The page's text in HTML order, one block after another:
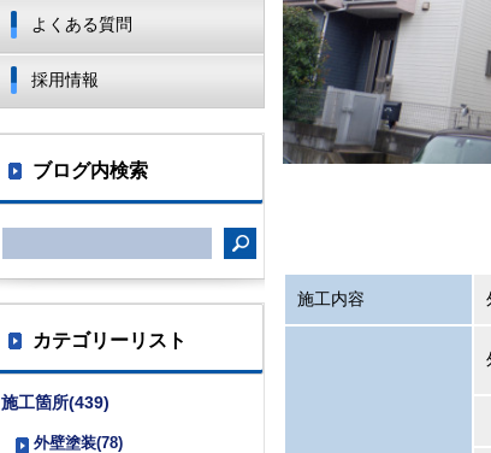
施工内容
よくある質問
採用情報
ブログ内検索
カテゴリーリスト
施工箇所(439)
外壁塗装(78)